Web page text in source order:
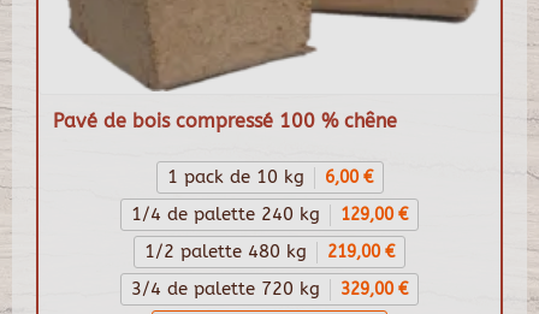
Pavé de bois compressé 100 % chêne
1 pack de 10 kg 6,00 €
1/4 de palette 240 kg 129,00 €
1/2 palette 480 kg 219,00 €
3/4 de palette 720 kg 329,00 €